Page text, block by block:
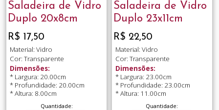
Saladeira de Vidro
Duplo 20x8cm
R$ 17,50
Material: Vidro
Cor: Transparente
Dimensões:
* Largura: 20.00cm
* Profundidade: 20.00cm
* Altura: 8.00cm
Quantidade:
Saladeira de Vidro
Duplo 23x11cm
R$ 22,50
Material: Vidro
Cor: Transparente
Dimensões:
* Largura: 23.00cm
* Profundidade: 23.00cm
* Altura: 11.00cm
Quantidade: